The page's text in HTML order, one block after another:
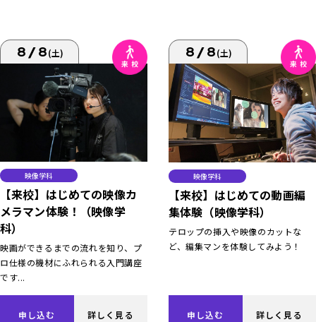
8/8(土)
映像学科
【来校】はじめての映像カ
メラマン体験！（映像学
科）
映画ができるまでの流れを知り、プ
ロ仕様の機材にふれられる入門講座
です...
申し込む 詳しく見る
8/8(土)
映像学科
【来校】はじめての動画編
集体験（映像学科）
テロップの挿入や映像のカットな
ど、編集マンを体験してみよう！
申し込む 詳しく見る